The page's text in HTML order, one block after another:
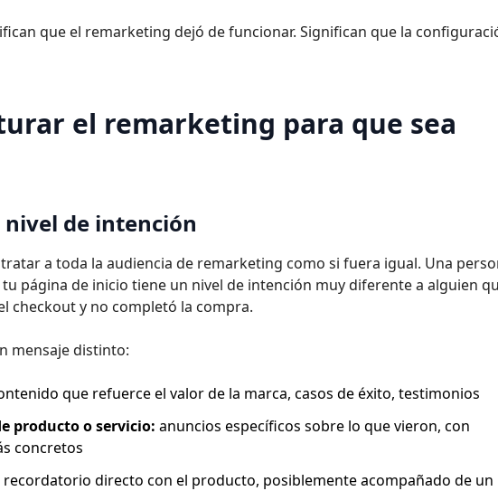
que el remarketing dejó de funcionar. Significan que la
el remarketing para que sea
de intención
a toda la audiencia de remarketing como si fuera igual. Una
página de inicio tiene un nivel de intención muy diferente a alguien
checkout y no completó la compra.
mensaje distinto:
que refuerce el valor de la marca, casos de éxito, testimonios
producto o servicio: anuncios específicos sobre lo que vieron, con
concretos
recordatorio directo con el producto, posiblemente acompañado de un